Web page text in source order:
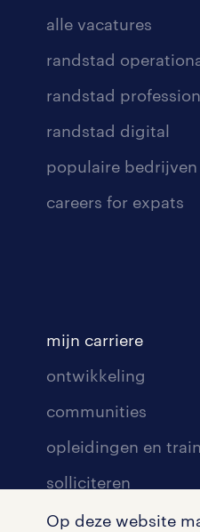
Op deze website
alle vacatures
randstad
randstad
randstad digital
populaire bedrijven
careers for expats
mijn carriere
ontwikkeling
communities
opleidingen en
solliciteren